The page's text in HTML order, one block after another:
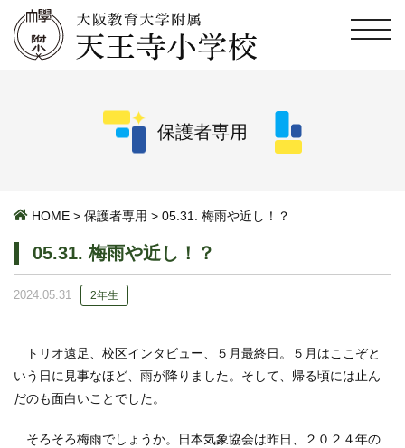
保護者専用
HOME > 保護者専用 > 05.31. 梅雨や近し！？
05.31. 梅雨や近し！？
2024.05.31 2年生
トリオ遠足、校区インタビュー、５月最終日。５月はここぞと
いう日に見事なほど、雨が降りました。そして、帰る頃には止ん
だのも面白いことでした。
そろそろ梅雨でしょうか。日本気象協会は昨日、２０２４年の